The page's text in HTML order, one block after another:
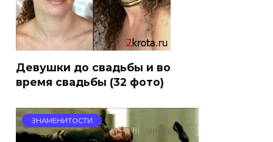
Девушки до свадьбы и во
время свадьбы (32 фото)
ЗНАМЕНИТОСТИ